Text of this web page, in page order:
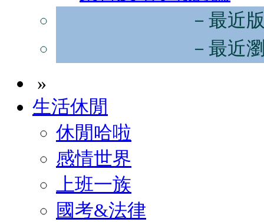
－最近
－最近
»
生活休閒
休閒哈啦
感情世界
上班一族
國考&法律